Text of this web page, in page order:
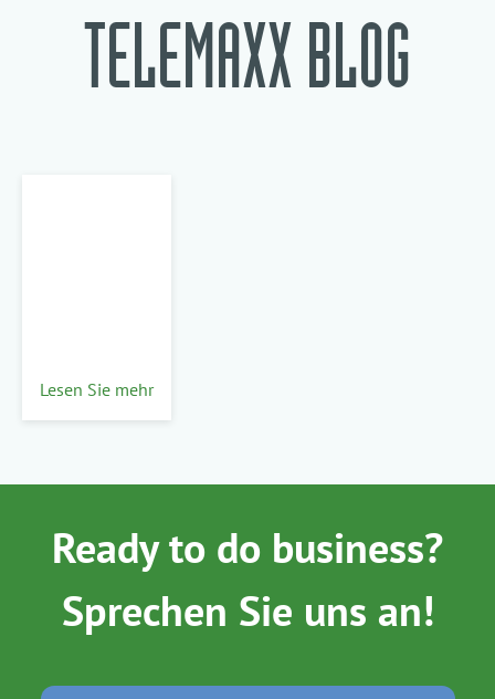
TELEMAXX BLOG
Lesen Sie mehr
Ready to do business?
Sprechen Sie uns an!